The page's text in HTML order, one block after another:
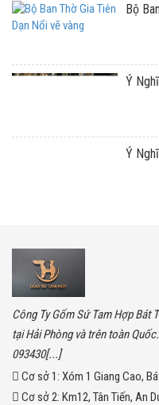
Bộ
Ý
Ý
Công Ty Gốm Sứ Tam Hợp Bát
tại Hải Phòng và trên toàn
093430[...]
Cơ sở 1: Xóm 1 Giang Cao,
Cơ sở 2: Km12, Tân Tiến, An